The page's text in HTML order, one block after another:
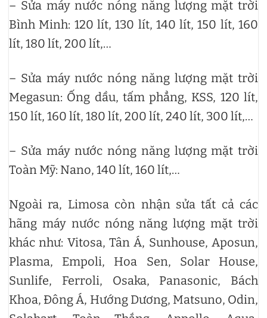
– Sửa máy nước nóng năng lượng mặt trời
Bình Minh: 120 lít, 130 lít, 140 lít, 150 lít, 160
lít, 180 lít, 200 lít,…
– Sửa máy nước nóng năng lượng mặt trời
Megasun: Ống dầu, tấm phẳng, KSS, 120 lít,
150 lít, 160 lít, 180 lít, 200 lít, 240 lít, 300 lít,…
– Sửa máy nước nóng năng lượng mặt trời
Toàn Mỹ: Nano, 140 lít, 160 lít,…
Ngoài ra, Limosa còn nhận sửa tất cả các
hãng máy nước nóng năng lượng mặt trời
khác như: Vitosa, Tân Á, Sunhouse, Aposun,
Plasma, Empoli, Hoa Sen, Solar House,
Sunlife, Ferroli, Osaka, Panasonic, Bách
Khoa, Đông Á, Hướng Dương, Matsuno, Odin,